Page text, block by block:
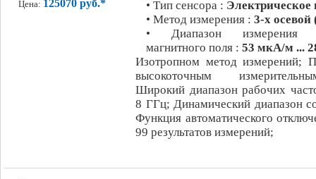
Цена: 125070 руб.*
• Тип сенсора : Электрическое
• Метод измерения : 3-х
• Диапазон измерения
магнитного поля : 53 мкА/м ...
Изотропном метод измерений;
высокоточным
Широкий диапазон рабочих
8 ГГц; Динамический диапазон
Функция автоматического
99 результатов измерений;